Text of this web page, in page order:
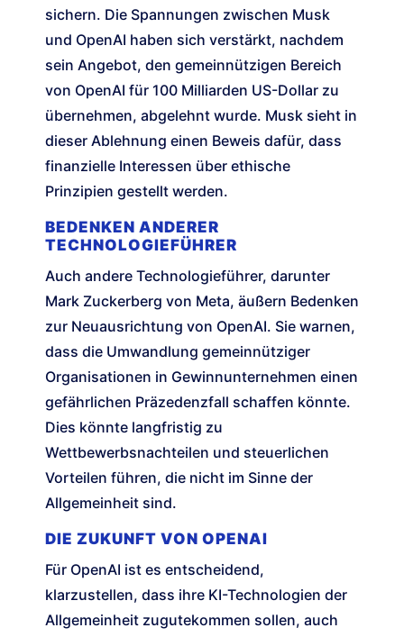
sichern. Die Spannungen zwischen Musk
und OpenAI haben sich verstärkt, nachdem
sein Angebot, den gemeinnützigen Bereich
von OpenAI für 100 Milliarden US-Dollar zu
übernehmen, abgelehnt wurde. Musk sieht in
dieser Ablehnung einen Beweis dafür, dass
finanzielle Interessen über ethische
Prinzipien gestellt werden.
BEDENKEN ANDERER
TECHNOLOGIEFÜHRER
Auch andere Technologieführer, darunter
Mark Zuckerberg von Meta, äußern Bedenken
zur Neuausrichtung von OpenAI. Sie warnen,
dass die Umwandlung gemeinnütziger
Organisationen in Gewinnunternehmen einen
gefährlichen Präzedenzfall schaffen könnte.
Dies könnte langfristig zu
Wettbewerbsnachteilen und steuerlichen
Vorteilen führen, die nicht im Sinne der
Allgemeinheit sind.
DIE ZUKUNFT VON OPENAI
Für OpenAI ist es entscheidend,
klarzustellen, dass ihre KI-Technologien der
Allgemeinheit zugutekommen sollen, auch